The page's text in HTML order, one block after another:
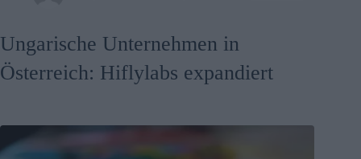
Ungarische Unternehmen in
Österreich: Hiflylabs expandiert